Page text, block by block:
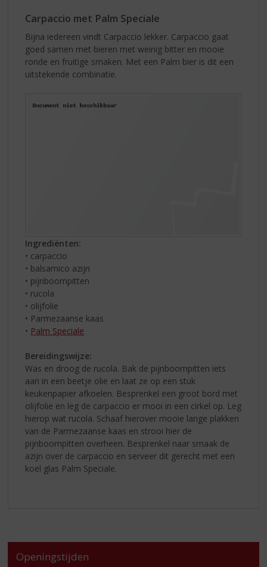
Carpaccio met Palm Speciale
Bijna iedereen vindt Carpaccio lekker. Carpaccio gaat
goed samen met bieren met weinig bitter en mooie
ronde en fruitige smaken. Met een Palm bier is dit een
uitstekende combinatie.
Ingrediënten:
• carpaccio
• balsamico azijn
• pijnboompitten
• rucola
• olijfolie
• Parmezaanse kaas
• Palm Speciale
Bereidingswijze:
Was en droog de rucola. Bak de pijnboompitten iets
aan in een beetje olie en laat ze op een stuk
keukenpapier afkoelen. Besprenkel een groot bord met
olijfolie en leg de carpaccio er mooi in een cirkel op. Leg
hierop wat rucola. Schaaf hierover mooie lange plakken
van de Parmezaanse kaas en strooi hier de
pijnboompitten overheen. Besprenkel naar smaak de
azijn over de carpaccio en serveer dit gerecht met een
koel glas Palm Speciale.
Openingstijden